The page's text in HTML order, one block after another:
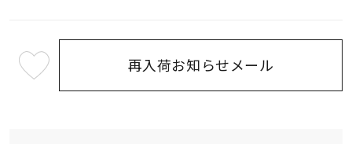
発
再入荷お知らせメール